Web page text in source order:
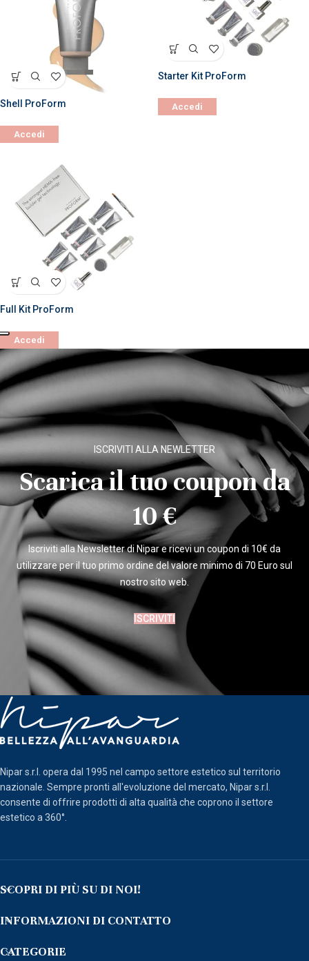
Shell ProForm
Accedi
Starter Kit ProForm
Accedi
Full Kit ProForm
Accedi
ISCRIVITI ALLA NEWLETTER
Scarica il tuo coupon da
10 €
Iscriviti alla Newsletter di Nipar e ricevi un coupon di 10€ da
utilizzare per il tuo primo ordine del valore minimo di 70 Euro sul
nostro sito web.
ISCRIVITI
Nipar s.r.l. opera dal 1995 nel campo settore estetico sul territorio
nazionale. Sempre pronti all'evoluzione del mercato, Nipar s.r.l.
consente di offrire prodotti di alta qualità che coprono il settore
estetico a 360°.
SCOPRI DI PIÙ SU DI NOI!
INFORMAZIONI DI CONTATTO
CATEGORIE